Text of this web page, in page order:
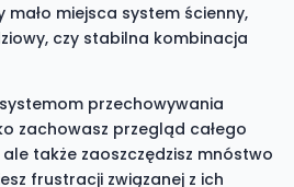
mało miejsca system ścienny,
czy stabilna kombinacja
przechowywania
zachowasz przegląd całego
także zaoszczędzisz mnóstwo
frustracji związanej z ich